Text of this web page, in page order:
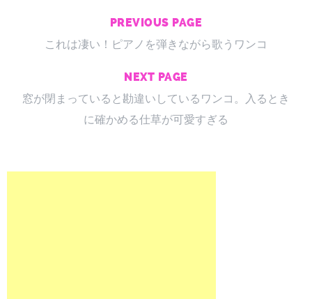
PREVIOUS PAGE
これは凄い！ピアノを弾きながら歌うワンコ
NEXT PAGE
窓が閉まっていると勘違いしているワンコ。入るとき
に確かめる仕草が可愛すぎる